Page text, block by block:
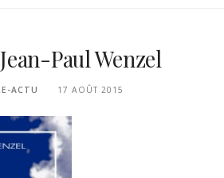
Paul Wenzel
ACTU 17 AOÛT 2015